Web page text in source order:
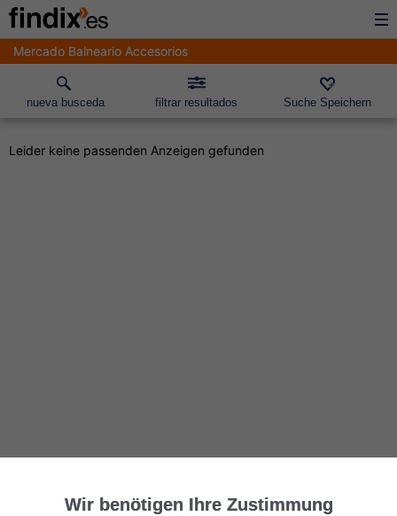
Mercado Balneario Accesorios
nueva busceda filtrar resultados Suche Speichern
Leider keine passenden Anzeigen gefunden
Wir benötigen Ihre Zustimmung